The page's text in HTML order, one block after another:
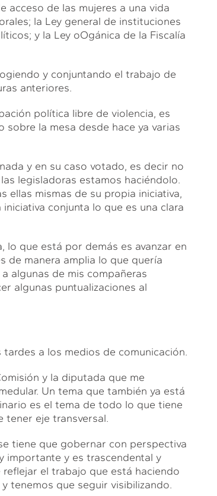
acceso de las mujeres a una vida
la Ley general de instituciones
y la Ley oOgánica de la Fiscalía
y conjuntando el trabajo de
anteriores.
política libre de violencia, es
la mesa desde hace ya varias
y en su caso votado, es decir no
legisladoras estamos haciéndolo.
ellas mismas de su propia iniciativa,
conjunta lo que es una clara
que está por demás es avanzar en
de manera amplia lo que quería
algunas de mis compañeras
algunas puntualizaciones al
tardes a los medios de comunicación.
y la diputada que me
Un tema que también ya está
es el tema de todo lo que tiene
tener eje transversal.
tiene que gobernar con perspectiva
importante y es trascendental y
el trabajo que está haciendo
tenemos que seguir visibilizando.